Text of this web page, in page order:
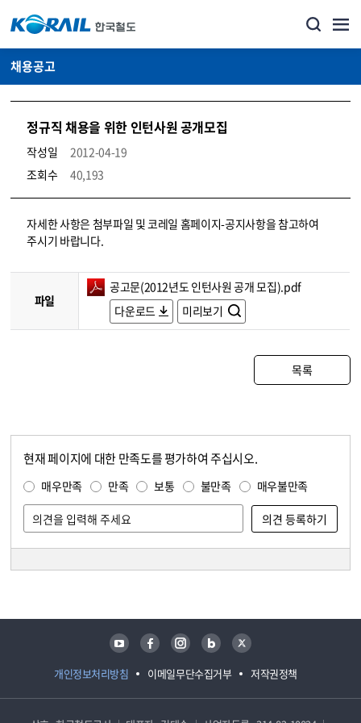
채용공고
정규직 채용을 위한 인턴사원 공개모집
작성일
2012-04-19
조회수
40,193
코레일소개_경영공시_채용공고 상세보기 – 내용, 파일, 담당자 연락처로 구성
자세한 사항은 첨부파일 및 코레일 홈페이지-공지사항을 참고하여
주시기 바랍니다.
파일
공고문(2012년도 인턴사원 공개 모집).pdf
다운로드
미리보기
목록
현재 페이지에 대한 만족도를 평가하여 주십시오.
매우만족 만족 보통 불만족 매우불만족
개인정보처리방침 이메일무단수집거부 저작권정책
유튜브 페이스북 인스타그램 블로그 트위터